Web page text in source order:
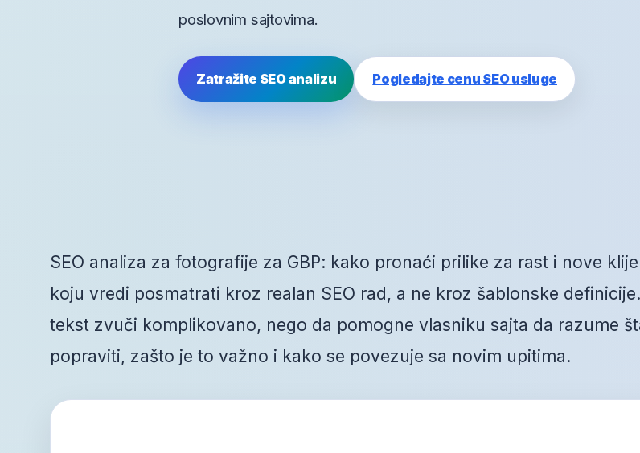
poslovnim sajtovima.
Zatražite SEO analizu Pogledajte cenu SEO usluge
SEO analiza za fotografije za GBP: kako pronaći prilike za rast i nove
koju vredi posmatrati kroz realan SEO rad, a ne kroz šablonske
tekst zvuči komplikovano, nego da pomogne vlasniku sajta da razume
popraviti, zašto je to važno i kako se povezuje sa novim upitima.